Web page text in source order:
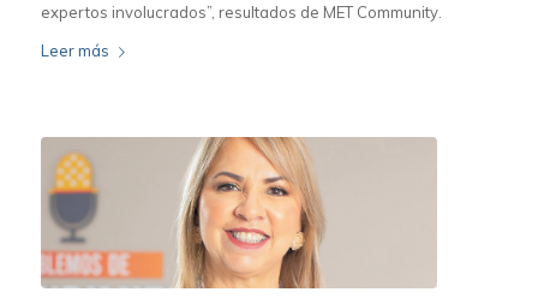
expertos involucrados”, resultados de MET Community.
Leer más